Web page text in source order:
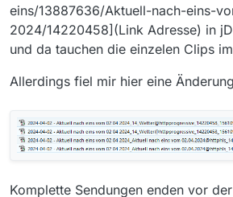
eins/13887636/Aktuell-nach-eins-
2024/14220458](Link Adresse) in
und da tauchen die einzelen Clips
Allerdings fiel mir hier eine
Komplette Sendungen enden vor der